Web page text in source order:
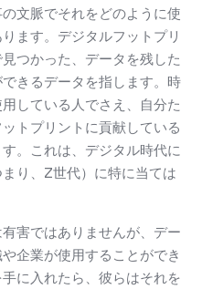
文脈でそれをどのように使
ます。 デジタルフットプリ
つかった、データを残した
きるデータを指します。 時
している人でさえ、自分た
トプリントに貢献している
。
これは、デジタル時代に
り、Z世代）に特に当ては
有害ではありませんが、デー
企業が使用することができ
に入れたら、彼らはそれを